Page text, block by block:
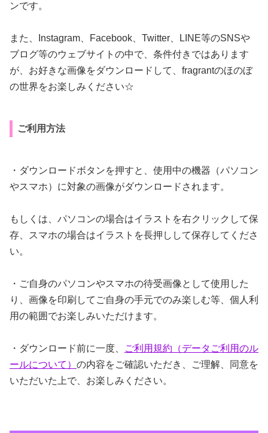
ンです。
また、Instagram、Facebook、Twitter、LINE等のSNSや
ブログ等のウェブサイトの中で、条件付きではあります
が、お好きな画像をダウンロードして、fragrantのほのぼ
の世界をお楽しみください☆
ご利用方法
・ダウンロードボタンを押すと、使用中の機器（パソコン
やスマホ）に対象の画像がダウンロードされます。
もしくは、パソコンの場合はイラストを右クリックして保
存、スマホの場合はイラストを長押しして保存してくださ
い。
・ご自身のパソコンやスマホの待受画像として使用した
り、画像を印刷してご自身の手元でのみ楽しむ等、個人利
用の範囲でお楽しみいただけます。
・ダウンロード前に一度、
ご利用規約（データご利用のル
ールについて） の内容をご確認いただき、ご理解、同意を
いただいた上で、お楽しみください。